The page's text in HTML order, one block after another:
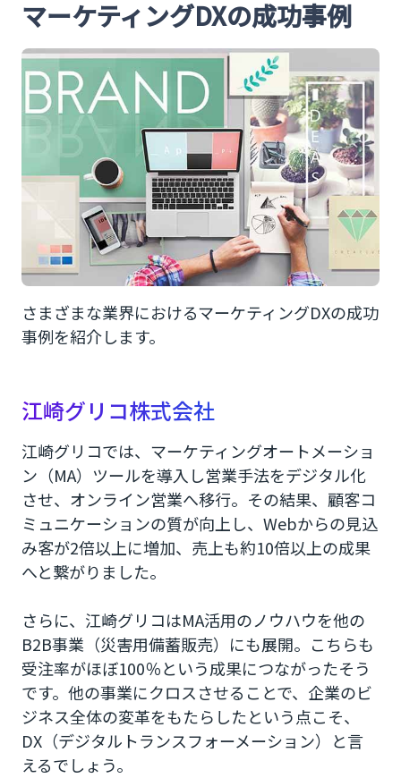
マーケティングDXの成功事例
さまざまな業界におけるマーケティングDXの成功
事例を紹介します。
江崎グリコ株式会社
江崎グリコでは、マーケティングオートメーショ
ン（MA）ツールを導入し営業手法をデジタル化
させ、オンライン営業へ移行。その結果、顧客コ
ミュニケーションの質が向上し、Webからの見込
み客が2倍以上に増加、売上も約10倍以上の成果
へと繋がりました。
さらに、江崎グリコはMA活用のノウハウを他の
B2B事業（災害用備蓄販売）にも展開。こちらも
受注率がほぼ100％という成果につながったそう
です。他の事業にクロスさせることで、企業のビ
ジネス全体の変革をもたらしたという点こそ、
DX（デジタルトランスフォーメーション）と言
えるでしょう。